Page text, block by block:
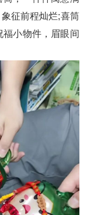
征前程灿烂;喜筒
小物件，眉眼间